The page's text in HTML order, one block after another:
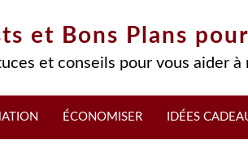
et Bons Plans
et conseils pour vous aider
ÉCONOMISER IDÉES